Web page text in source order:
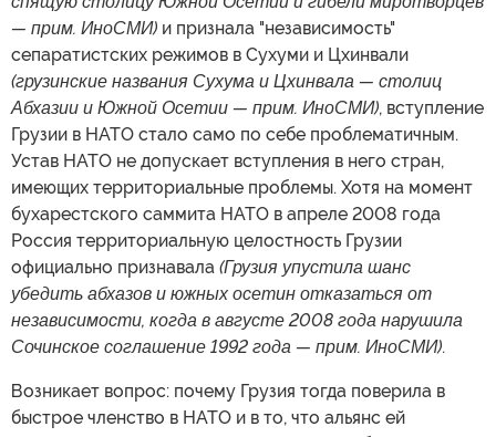
— прим. ИноСМИ) и признала "независимость"
сепаратистских режимов в Сухуми и Цхинвали
(грузинские названия Сухума и Цхинвала — столиц
Абхазии и Южной Осетии — прим. ИноСМИ), вступление
Грузии в НАТО стало само по себе проблематичным.
Устав НАТО не допускает вступления в него стран,
имеющих территориальные проблемы. Хотя на момент
бухарестского саммита НАТО в апреле 2008 года
Россия территориальную целостность Грузии
официально признавала (Грузия упустила шанс
убедить абхазов и южных осетин отказаться от
независимости, когда в августе 2008 года нарушила
Сочинское соглашение 1992 года — прим. ИноСМИ).
Возникает вопрос: почему Грузия тогда поверила в
быстрое членство в НАТО и в то, что альянс ей